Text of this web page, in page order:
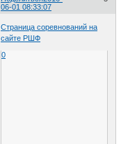
06-01 08:33:07
Страница соревнований на
сайте РШФ
0